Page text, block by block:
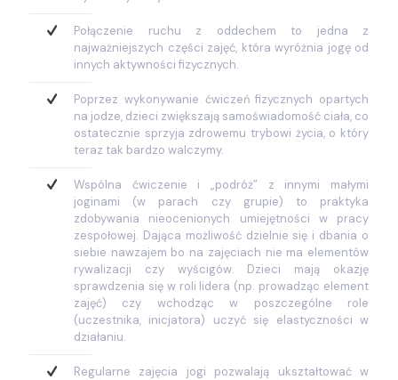
Połączenie ruchu z oddechem to jedna z
najważniejszych części zajęć, która wyróżnia jogę od
innych aktywności fizycznych.
Poprzez wykonywanie ćwiczeń fizycznych opartych
na jodze, dzieci zwiększają samoświadomość ciała, co
ostatecznie sprzyja zdrowemu trybowi życia, o który
teraz tak bardzo walczymy.
Wspólna ćwiczenie i „podróż” z innymi małymi
joginami (w parach czy grupie) to praktyka
zdobywania nieocenionych umiejętności w pracy
zespołowej. Dająca możliwość dzielnie się i dbania o
siebie nawzajem bo na zajęciach nie ma elementów
rywalizacji czy wyścigów. Dzieci mają okazję
sprawdzenia się w roli lidera (np. prowadząc element
zajęć) czy wchodząc w poszczególne role
(uczestnika, inicjatora) uczyć się elastyczności w
działaniu.
Regularne zajęcia jogi pozwalają ukształtować w